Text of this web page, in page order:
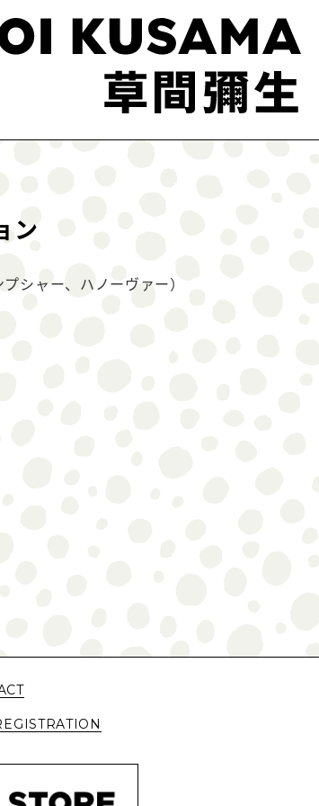
ン
シャー、ハノーヴァー）